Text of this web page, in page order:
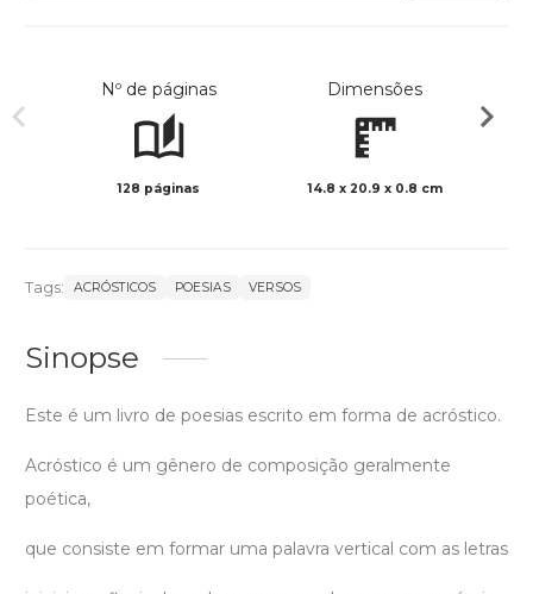
Nº de páginas
128 páginas
Dimensões
14.8 x 20.9 x 0.8 cm
Tags: ACRÓSTICOS POESIAS VERSOS
Sinopse
Este é um livro de poesias escrito em forma de acróstico.
Acróstico é um gênero de composição geralmente
poética,
que consiste em formar uma palavra vertical com as letras